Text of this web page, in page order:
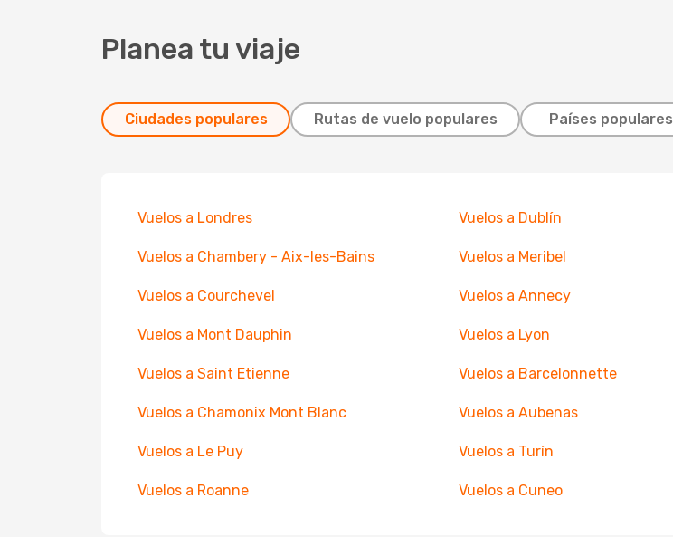
Planea tu viaje
Ciudades populares Rutas de vuelo populares Países populares
Vuelos a Londres Vuelos a Dublín
Vuelos a Chambery - Aix-les-Bains Vuelos a Meribel
Vuelos a Courchevel Vuelos a Annecy
Vuelos a Mont Dauphin Vuelos a Lyon
Vuelos a Saint Etienne Vuelos a Barcelonnette
Vuelos a Chamonix Mont Blanc Vuelos a Aubenas
Vuelos a Le Puy Vuelos a Turín
Vuelos a Roanne Vuelos a Cuneo